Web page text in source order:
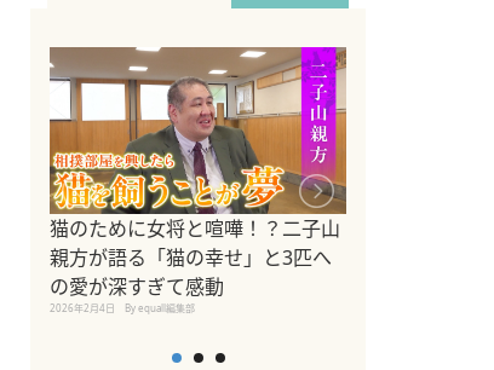
猫のために女将と喧嘩！？二子山
親方が語る「猫の幸せ」と3匹へ
の愛が深すぎて感動
2026年2月4日 By equall編集部